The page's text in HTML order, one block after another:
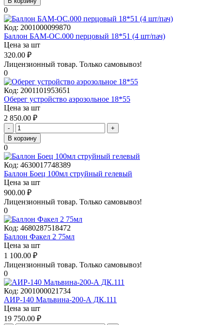
0
Код: 2001000099870
Баллон БАМ-ОС.000 перцовый 18*51 (4 шт/пач)
Цена за шт
320.00 ₽
Лицензионный товар. Только самовывоз!
0
Код: 2001101953651
Оберег устройство аэрозольное 18*55
Цена за шт
2 850.00 ₽
-
+
В корзину
0
Код: 4630017748389
Баллон Боец 100мл струйный гелевый
Цена за шт
900.00 ₽
Лицензионный товар. Только самовывоз!
0
Код: 4680287518472
Баллон Факел 2 75мл
Цена за шт
1 100.00 ₽
Лицензионный товар. Только самовывоз!
0
Код: 2001000021734
АИР-140 Мальвина-200-А ДК.111
Цена за шт
19 750.00 ₽